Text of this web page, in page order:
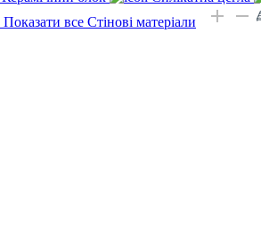
Показати все Стінові матеріали